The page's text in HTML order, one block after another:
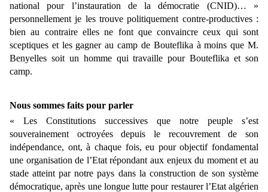
national pour l’instauration de la démocratie (CNID)… »
personnellement je les trouve politiquement contre-productives :
bien au contraire elles ne font que convaincre ceux qui sont
sceptiques et les gagner au camp de Bouteflika à moins que M.
Benyelles soit un homme qui travaille pour Bouteflika et son
camp.
Nous sommes faits pour parler
« Les Constitutions successives que notre peuple s’est
souverainement octroyées depuis le recouvrement de son
indépendance, ont, à chaque fois, eu pour objectif fondamental
une organisation de l’Etat répondant aux enjeux du moment et au
stade atteint par notre pays dans la construction de son système
démocratique, après une longue lutte pour restaurer l’Etat algérien